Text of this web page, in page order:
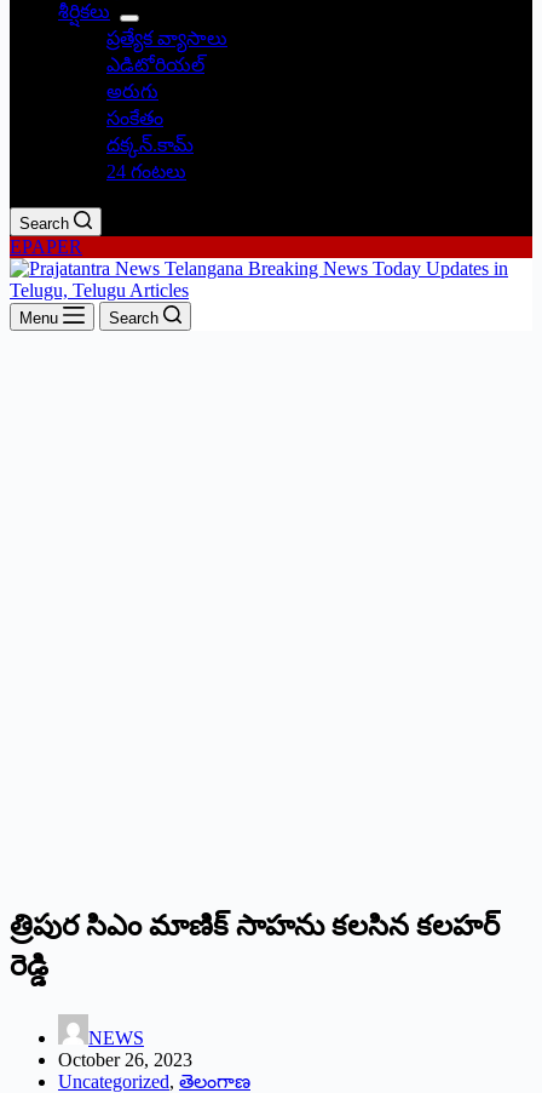
శీర్షికలు
ప్రత్యేక వ్యాసాలు
ఎడిటోరియల్
అరుగు
సంకేతం
దక్కన్.కామ్
24 గంటలు
Search
EPAPER
Menu Search
త్రిపుర సిఎం మాణిక్ సాహను కలసిన కలహర్
రెడ్డి
NEWS
October 26, 2023
Uncategorized, తెలంగాణ